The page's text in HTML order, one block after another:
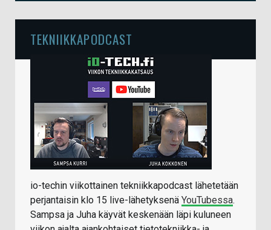
TEKNIIKKAPODCAST
io-techin viikottainen tekniikkapodcast lähetetään
perjantaisin klo 15 live-lähetyksenä YouTubessa.
Sampsa ja Juha käyvät keskenään läpi kuluneen